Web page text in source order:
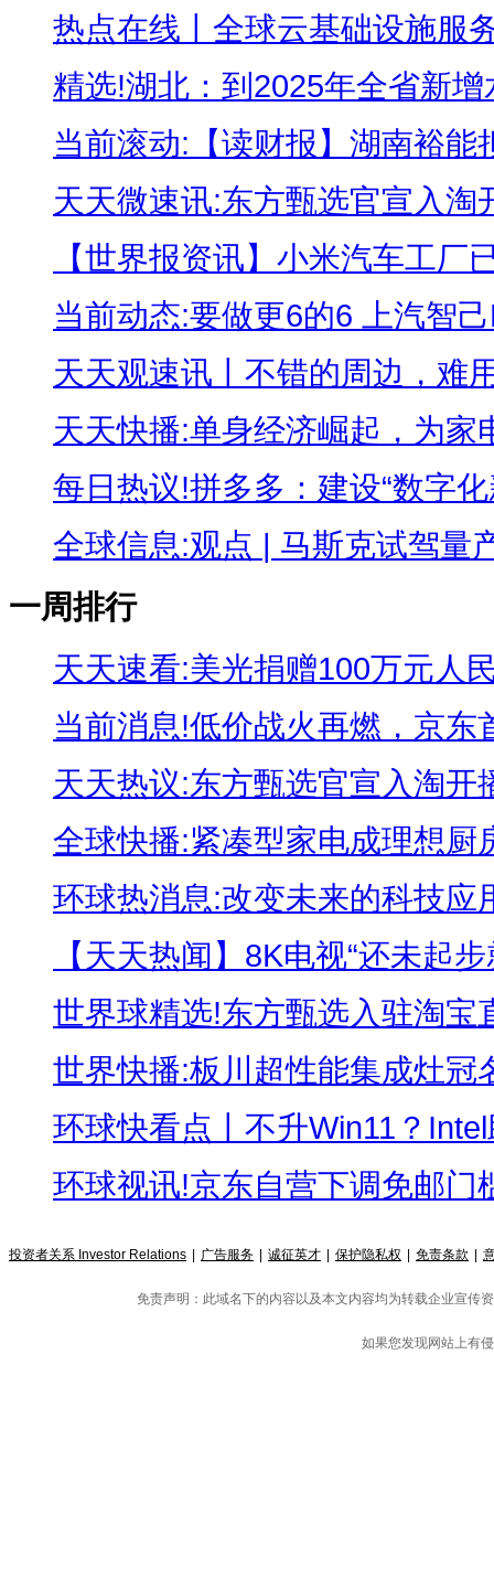
热点在线丨全球云基础设施服
精选!湖北：到2025年全省新增
当前滚动:【读财报】湖南裕能
天天微速讯:东方甄选官宣入淘
【世界报资讯】小米汽车工厂
当前动态:要做更6的6 上汽智
天天观速讯丨不错的周边，难
天天快播:单身经济崛起，为家
每日热议!拼多多：建设“数字
全球信息:观点 | 马斯克试驾量
一周排行
天天速看:美光捐赠100万元人
当前消息!低价战火再燃，京东
天天热议:东方甄选官宣入淘开
全球快播:紧凑型家电成理想厨
环球热消息:改变未来的科技应
【天天热闻】8K电视“还未起
世界球精选!东方甄选入驻淘宝
世界快播:板川超性能集成灶冠
环球快看点丨不升Win11？
环球视讯!京东自营下调免邮门
投资者关系 Investor Relations 广告服务 诚征英才 保护隐私权 免责条款
免责声明：此域名下的内容以及本文内容均为转载企业宣传
如果您发现网站上有